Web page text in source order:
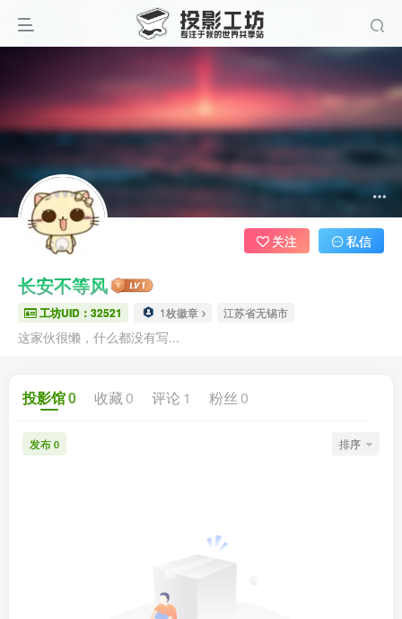
长安不等风
工坊UID：32521 1枚徽章 江苏省无锡市
这家伙很懒，什么都没有写...
关注 私信
投影馆0 收藏 0 评论 1 粉丝 0
发布 0 排序